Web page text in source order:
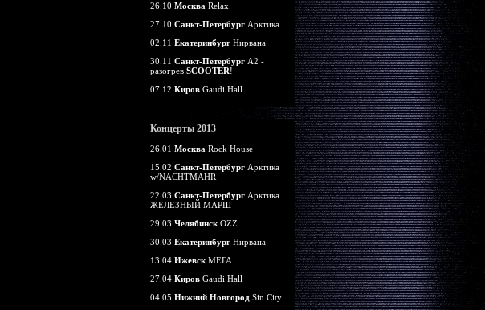
26.10 Москва Relax
27.10 Санкт-Петербург Арктика
02.11 Екатеринбург Нирвана
30.11 Санкт-Петербург А2 -
разогрев SCOOTER!
07.12 Киров Gaudi Hall
Концерты 2013
26.01 Москва Rock House
15.02 Санкт-Петербург Арктика
w/NACHTMAHR
22.03 Санкт-Петербург Арктика
ЖЕЛЕЗНЫЙ МАРШ
29.03 Челябинск OZZ
30.03 Екатеринбург Нирвана
13.04 Ижевск МЕГА
27.04 Киров Gaudi Hall
04.05 Нижний Новгород Sin City